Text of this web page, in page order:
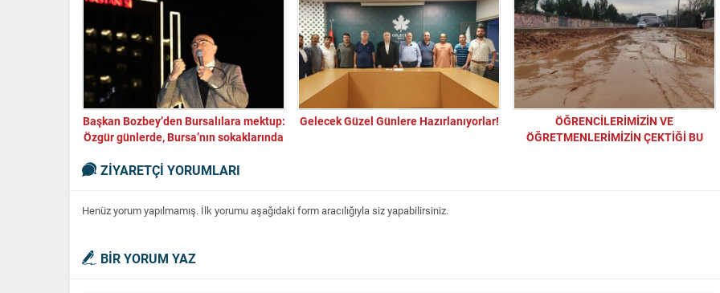
Başkan Bozbey’den Bursalılara mektup:
Özgür günlerde, Bursa’nın sokaklarında
Gelecek Güzel Günlere Hazırlanıyorlar!
ÖĞRENCİLERİMİZİN VE
ÖĞRETMENLERİMİZİN ÇEKTİĞİ BU
ZİYARETÇİ YORUMLARI
Henüz yorum yapılmamış. İlk yorumu aşağıdaki form aracılığıyla siz yapabilirsiniz.
BİR YORUM YAZ